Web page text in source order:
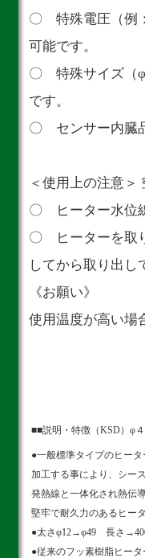
〇 特殊電圧（例
可能です。
〇 特殊サイズ（
です。
〇 センサー内臓
＜使用上の注意＞
〇 ヒーター水位
〇 ヒーターを取
してから取り出し
《お願い》
使用温度が高い場
■■説明・特徴（KSD）φ
●一般標準タイプのヒー
加工する事により、シー
発熱線と一体化され熱伝
堅牢で耐久力のあるヒー
●太さφ12→φ49 長さ
●従来のフッ素樹脂ヒー